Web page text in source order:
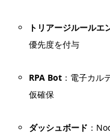
トリアージルールエ
優先度を付与
RPA Bot ：電子カル
仮確保
ダッシュボード ：